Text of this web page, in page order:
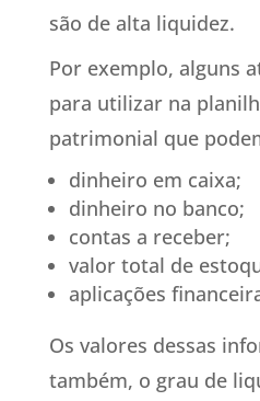
são de alta liquidez.
Por exemplo, alguns
para utilizar na
patrimonial que
dinheiro em caixa;
dinheiro no banco;
contas a receber;
valor total de
aplicações
Os valores dessas
também, o grau de